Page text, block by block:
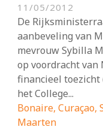
11/05/2012
De
aanbeveling van
mevrouw Sybilla
op voordracht van
financieel toezicht
het College...
Bonaire, Curaçao,
Maarten